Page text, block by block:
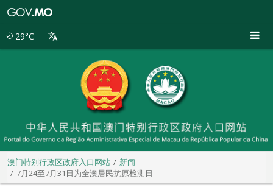
29°C
澳门特别行政区政府入口网站
新闻
7月24至7月31日为全澳居民抗原检测日